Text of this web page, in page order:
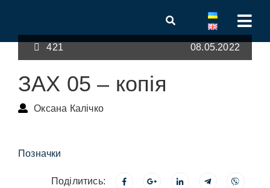
421 08.05.2022
ЗАХ 05 – копія
Оксана Калічко
Позначки
Поділитись: